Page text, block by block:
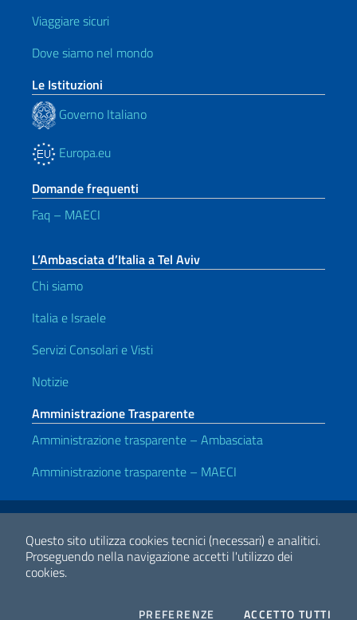
Questo sito utilizza cookies tecnici (necessari) e analitici.
Proseguendo nella navigazione accetti l'utilizzo dei
cookies.
PREFERENZE COOKIESACCETTO TUTTI
Viaggiare sicuri
Dove siamo nel mondo
Le Istituzioni
Governo Italiano
Europa.eu
Domande frequenti
Faq – MAECI
L’Ambasciata d’Italia a Tel Aviv
Chi siamo
Italia e Israele
Servizi Consolari e Visti
Notizie
Amministrazione Trasparente
Amministrazione trasparente – Ambasciata
Amministrazione trasparente – MAECI
Link Utili